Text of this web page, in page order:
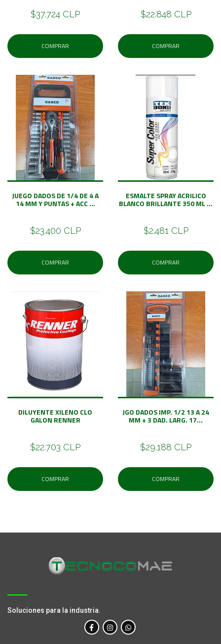
$37.724 CLP
COMPRAR
$22.848 CLP
COMPRAR
JUEGO DADOS DE 1/4 DE 4 A
14 MM Y PUNTAS + ACC ...
$23.400 CLP
COMPRAR
ESMALTE SPRAY ACRILICO
BLANCO BRILLANTE 350 ML ...
$2.481 CLP
COMPRAR
DILUYENTE XILENO CLO
GALON RENNER
$22.703 CLP
COMPRAR
JGO DADOS IMP. 1/2 13 A 24
MM + 3 DAD. LARG. 17...
$29.188 CLP
COMPRAR
Soluciones para la industria.